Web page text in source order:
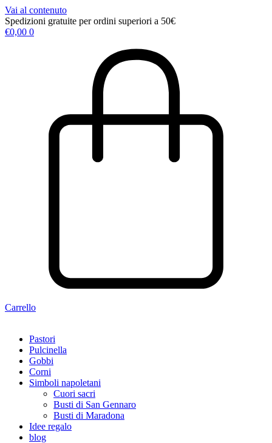
Vai al contenuto
Spedizioni gratuite per ordini superiori a 50€
€0,00 0
Carrello
Pastori
Pulcinella
Gobbi
Corni
Simboli napoletani
Cuori sacri
Busti di San Gennaro
Busti di Maradona
Idee regalo
blog